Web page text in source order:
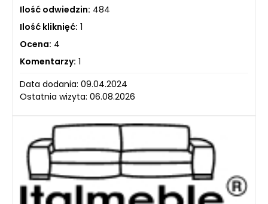
Ilość odwiedzin: 484
Ilość kliknięć: 1
Ocena: 4
Komentarzy: 1
Data dodania: 09.04.2024
Ostatnia wizyta: 06.08.2026